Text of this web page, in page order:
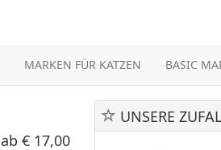
MARKEN FÜR KATZEN BASIC
ab € 17,00
UNSERE